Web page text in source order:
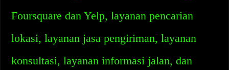
Foursquare dan Yelp, layanan pencarian
lokasi, layanan jasa pengiriman, layanan
konsultasi, layanan informasi jalan, dan